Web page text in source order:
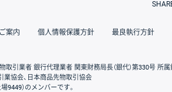
案内 個人情報保護方針 最良執行方針
取引業者 銀行代理業者 関東財務局長（銀代）第330号 所
業協会、日本商品先物取引協会
9449）のメンバーです。